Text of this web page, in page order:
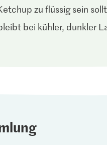
zu flüssig sein
bei kühler, dunkler